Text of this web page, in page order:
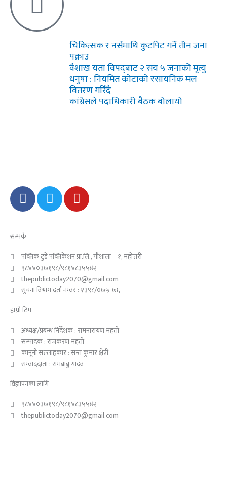
चिकित्सक र नर्समाथि कुटपिट गर्ने तीन जना
पक्राउ
वैशाख यता विपद्‌बाट २ सय ५ जनाको मृत्यु
धनुषा : नियमित कोटाको रसायनिक मल
वितरण गरिँदै
कांग्रेसले पदाधिकारी बैठक बोलायो
F
a
c
e
b
o
o
k
T
w
i
e
r
Y
o
u
b
e
सम्पर्क
पब्लिक टुडे पब्लिकेशन प्रा.लि., गौशाला—१, महोत्तरी
९८४४०३७१९८/९८१४८३५५४२
thepublictoday2070@gmail.com
सुचना विभाग दर्ता नम्वर : १३९८/०७५-७६
हाम्रो टिम
अध्यक्ष/प्रबन्ध निर्देशक : रामनारायण महतो
सम्पादक : राजकरण महतो
कानूनी सल्लाहकार : सन्त कुमार क्षेत्री
सम्वाददाता : रामबाबु यादव
विज्ञापनका लागि
९८४४०३७१९८/९८१४८३५५४२
thepublictoday2070@gmail.com